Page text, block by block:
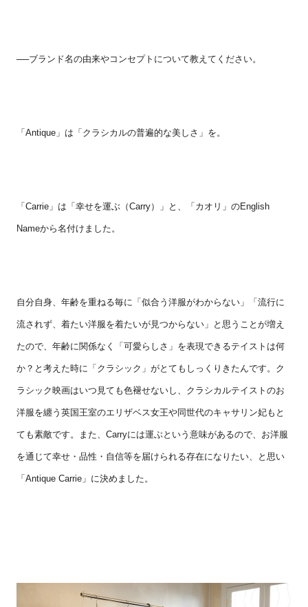
──ブランド名の由来やコンセプトについて教えてください。
「 Antique」は「クラシカルの普遍的な美しさ」を。
「 Carrie」は「幸せを運ぶ（Carry）」と、「カオリ」のEnglish
Nameから名付けました。
自分自身、年齢を重ねる毎に「似合う洋服がわからない」「流行に
流されず、着たい洋服を着たいが見つからない」と思うことが増え
たので、年齢に関係なく「可愛らしさ」を表現できるテイストは何
か？と考えた時に「クラシック」がとてもしっくりきたんです。ク
ラシック映画はいつ見ても色褪せないし、クラシカルテイストのお
洋服を纏う英国王室のエリザベス女王や同世代のキャサリン妃もと
ても素敵です。また、 Carryには運ぶという意味があるので、お洋服
を通じて幸せ・品性・自信等を届けられる存在になりたい、と思い
「 Antique Carrie」に決めました。